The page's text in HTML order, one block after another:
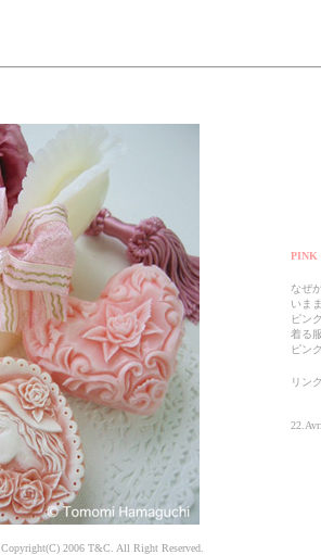
Copyright(C) 2006 T&C. All Right Reserved.
PINK
なぜ
いま
ピン
着る
ピン
リン